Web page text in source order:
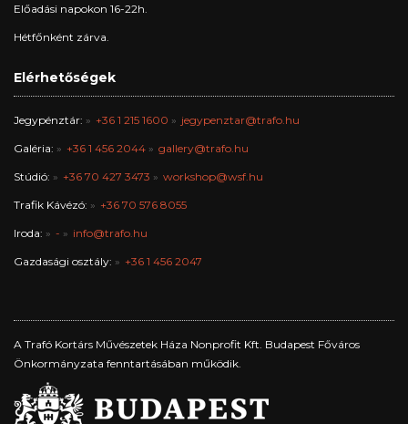
Előadási napokon 16-22h.
Hétfőnként zárva.
Elérhetőségek
Jegypénztár: +36 1 215 1600 jegypenztar@trafo.hu
Galéria: +36 1 456 2044 gallery@trafo.hu
Stúdió: +36 70 427 3473 workshop@wsf.hu
Trafik Kávézó: +36 70 576 8055
Iroda: - info@trafo.hu
Gazdasági osztály: +36 1 456 2047
A Trafó Kortárs Művészetek Háza Nonprofit Kft. Budapest Főváros
Önkormányzata fenntartásában működik.